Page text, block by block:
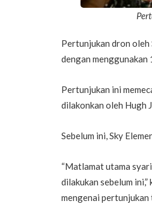
Pertunjukan dron oleh
dengan
Pertunjukan ini
dilakonkan oleh Hugh
Sebelum ini, Sky
“Matlamat utama
dilakukan sebelum
mengenai